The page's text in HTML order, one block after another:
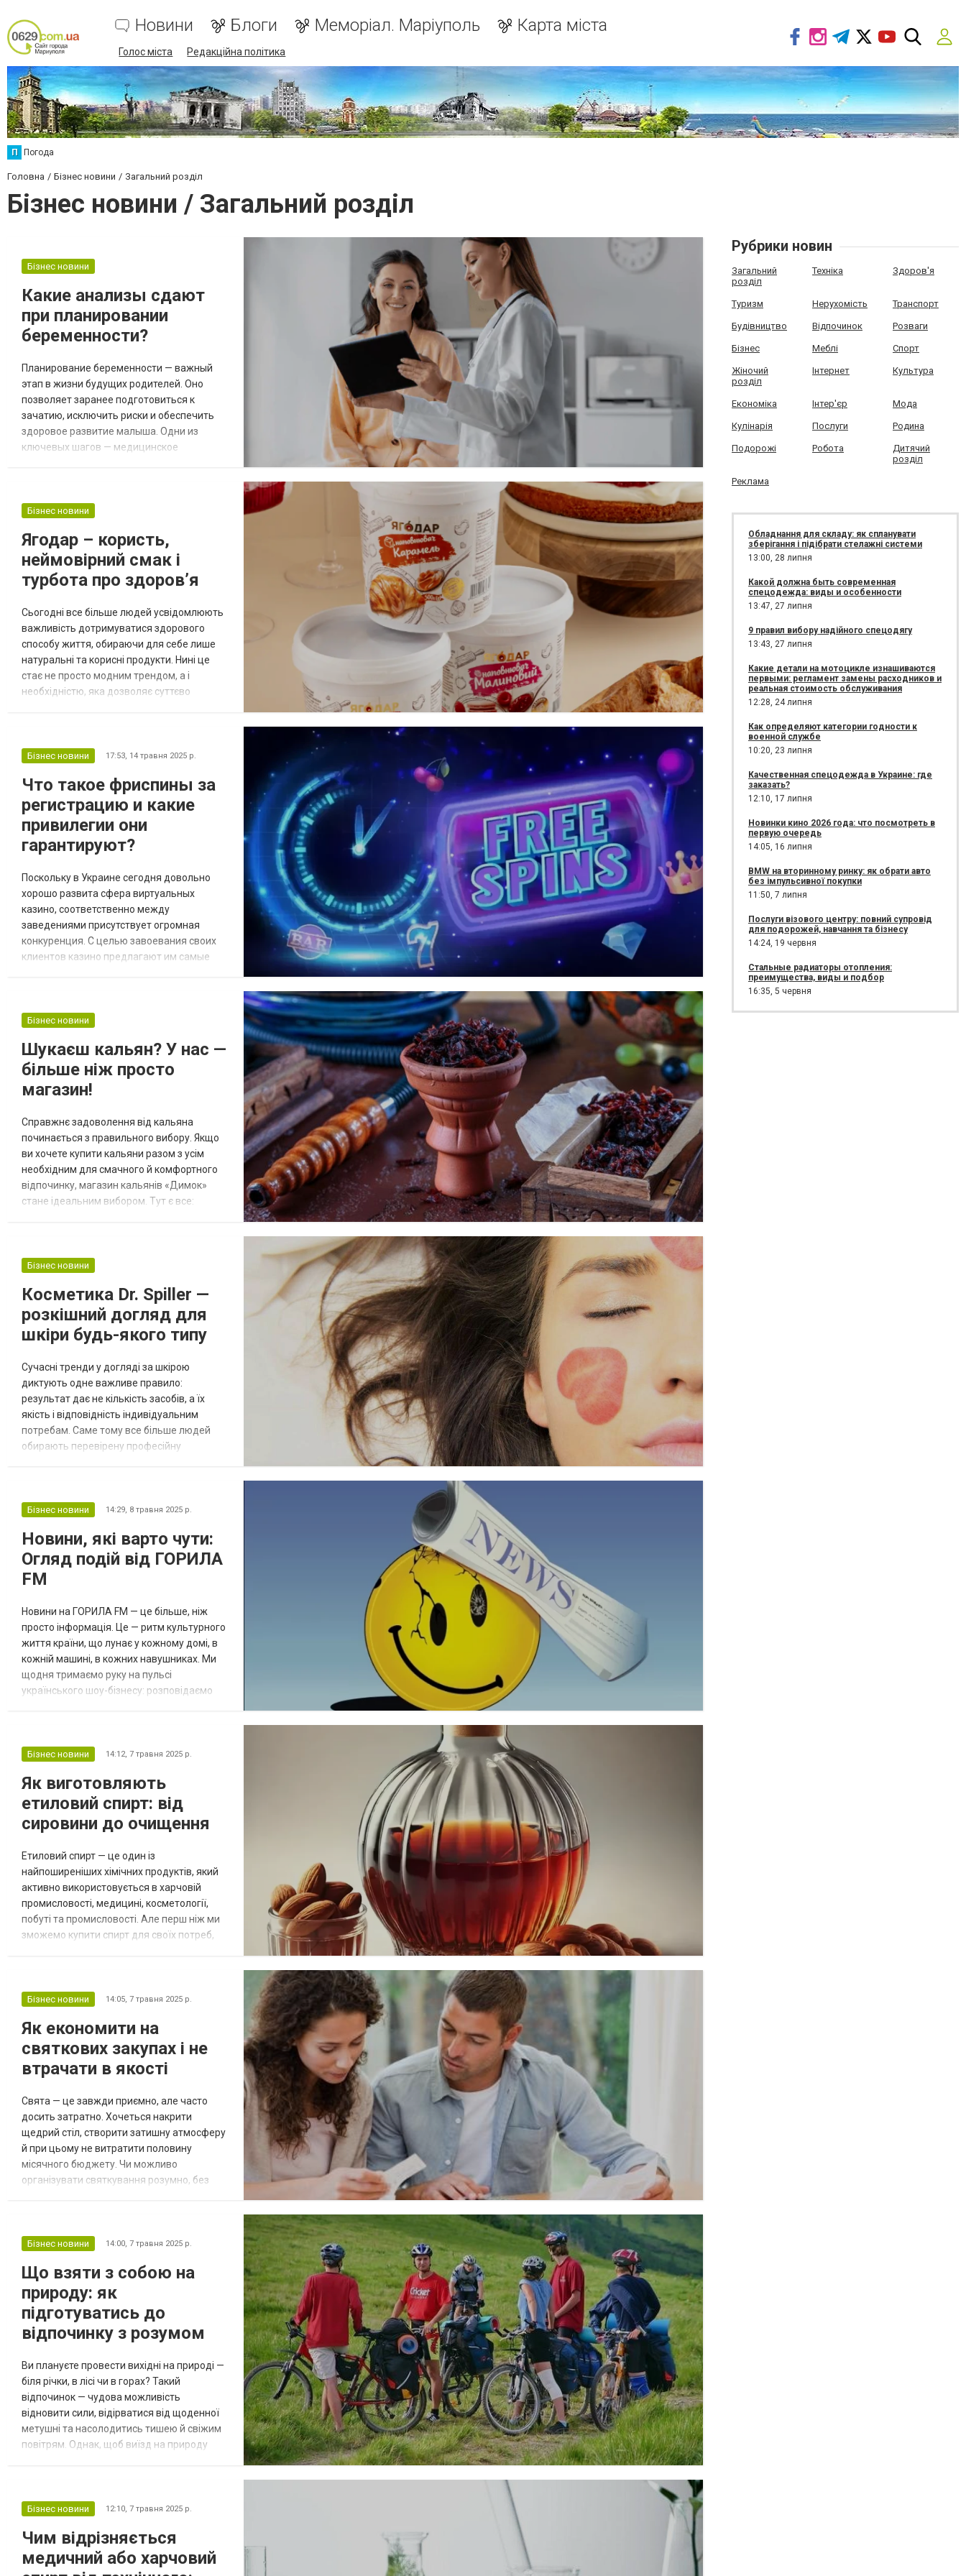
Новини Блоги Меморіал. Маріуполь Карта міста
Голос міста Редакційна політика
П Погода
Головна Бізнес новини Загальний розділ
Бізнес новини / Загальний розділ
Бізнес новини
Какие анализы сдают
при планировании
беременности?
Планирование беременности — важный
этап в жизни будущих родителей. Оно
позволяет заранее подготовиться к
зачатию, исключить риски и обеспечить
здоровое развитие малыша. Одни из
ключевых шагов — медицинское
репродуктивное здоровье
Обследования помогают выявить скрытые
инфекции, гормональные нарушения и
другие состояния, способные п...
Бізнес новини
Ягодар – користь,
неймовірний смак і
турбота про здоров’я
Сьогодні все більше людей усвідомлюють
важливість дотримуватися здорового
способу життя, обираючи для себе лише
натуральні та корисні продукти. Нині це
стає не просто модним трендом, а і
необхідністю, яка дозволяє суттєво
корисних продуктів. Одне із чільних місць
Ягодар. Це відомий виробник
натуральних...
Бізнес новини 17:53, 14 травня 2025 р.
Что такое фриспины за
регистрацию и какие
привилегии они
гарантируют?
Поскольку в Украине сегодня довольно
хорошо развита сфера виртуальных
казино, соответственно между
заведениями присутствует огромная
конкуренция. С целью завоевания своих
клиентов казино предлагают им самые
регистрацию. Далее предлагаем вам
поговорить о таком уникальном
предложении. Будет интересно, поэтому
Бізнес новини
Шукаєш кальян? У нас —
більше ніж просто
магазин!
Справжнє задоволення від кальяна
починається з правильного вибору. Якщо
ви хочете купити кальяни разом з усім
необхідним для смачного й комфортного
відпочинку, магазин кальянів «Димок»
стане ідеальним вибором. Тут є все:
вугілля, правильна чаша та мундштук —
кожен товар має обґрунтовану ціну, що
ро...
Бізнес новини
Косметика Dr. Spiller —
розкішний догляд для
шкіри будь-якого типу
Сучасні тренди у догляді за шкірою
диктують одне важливе правило:
результат дає не кількість засобів, а їх
якість і відповідність індивідуальним
потребам. Саме тому все більше людей
обирають перевірену професійну
догляду. Чим відома косметика Dr. Spiller?
натуральними компонентами, створюючи
засоби, які не...
Бізнес новини 14:29, 8 травня 2025 р.
Новини, які варто чути:
Огляд подій від ГОРИЛА
FM
Новини на ГОРИЛА FM — це більше, ніж
просто інформація. Це — ритм культурного
життя країни, що лунає у кожному домі, в
кожній машині, в кожних навушниках. Ми
щодня тримаємо руку на пульсі
українського шоу-бізнесу: розповідаємо
музичних відео та гарячі прем’єри.
Євробачення-2025 — масштабної події,
яка...
Бізнес новини 14:12, 7 травня 2025 р.
Як виготовляють
етиловий спирт: від
сировини до очищення
Етиловий спирт — це один із
найпоширеніших хімічних продуктів, який
активно використовується в харчовій
промисловості, медицині, косметології,
побуті та промисловості. Але перш ніж ми
зможемо купити спирт для своїх потреб,
розібратися в основних етапах його
кінцевої стадії очищення. Яка сировина
використовується...
Бізнес новини 14:05, 7 травня 2025 р.
Як економити на
святкових закупах і не
втрачати в якості
Свята — це завжди приємно, але часто
досить затратно. Хочеться накрити
щедрий стіл, створити затишну атмосферу
й при цьому не витратити половину
місячного бюджету. Чи можливо
організувати святкування розумно, без
знанням кількох корисних лайфхаків.
Будь-яке свято починається з плану. Саме
він допомагає уникнути с...
Бізнес новини 14:00, 7 травня 2025 р.
Що взяти з собою на
природу: як
підготуватись до
відпочинку з розумом
Ви плануєте провести вихідні на природі —
біля річки, в лісі чи в горах? Такий
відпочинок — чудова можливість
відновити сили, відірватися від щоденної
метушні та насолодитись тишею й свіжим
повітрям. Однак, щоб виїзд на природу
практичний рюкзак і не забути про важливі
засіб, такий як спирт, який с...
Бізнес новини 12:10, 7 травня 2025 р.
Чим відрізняється
медичний або харчовий
Рубрики новин
Загальний
розділ
Техніка Здоров'я
Туризм Нерухомість Транспорт
Будівництво Відпочинок Розваги
Бізнес Меблі Спорт
Жіночий
розділ
Інтернет Культура
Економіка Інтер'єр Мода
Кулінарія Послуги Родина
Подорожі Робота
Дитячий
розділ
Реклама
Обладнання для складу: як спланувати
зберігання і підібрати стелажні системи
13:00, 28 липня
Какой должна быть современная
спецодежда: виды и особенности
13:47, 27 липня
9 правил вибору надійного спецодягу
13:43, 27 липня
Какие детали на мотоцикле изнашиваются
первыми: регламент замены расходников и
реальная стоимость обслуживания
12:28, 24 липня
Как определяют категории годности к
военной службе
10:20, 23 липня
Качественная спецодежда в Украине: где
заказать?
12:10, 17 липня
Новинки кино 2026 года: что посмотреть в
первую очередь
14:05, 16 липня
BMW на вторинному ринку: як обрати авто
без імпульсивної покупки
11:50, 7 липня
Послуги візового центру: повний супровід
для подорожей, навчання та бізнесу
14:24, 19 червня
Стальные радиаторы отопления:
преимущества, виды и подбор
16:35, 5 червня